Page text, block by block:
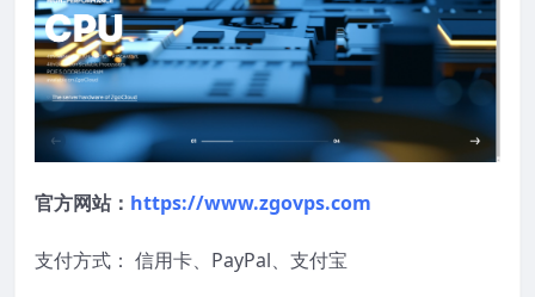
官方网站： https://www.zgovps.com
支付方式： 信用卡、PayPal、支付宝